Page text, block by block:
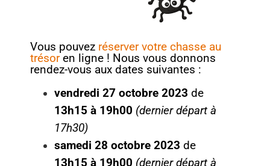
Vous pouvez réserver votre chasse au
trésoren ligne ! Nous vous donnons
rendez-vous aux dates suivantes :
vendredi 27 octobre 2023 de
13h15 à 19h00 (dernier départ à
17h30)
samedi 28 octobre 2023 de
13h15 à 19h00 (dernier départ à